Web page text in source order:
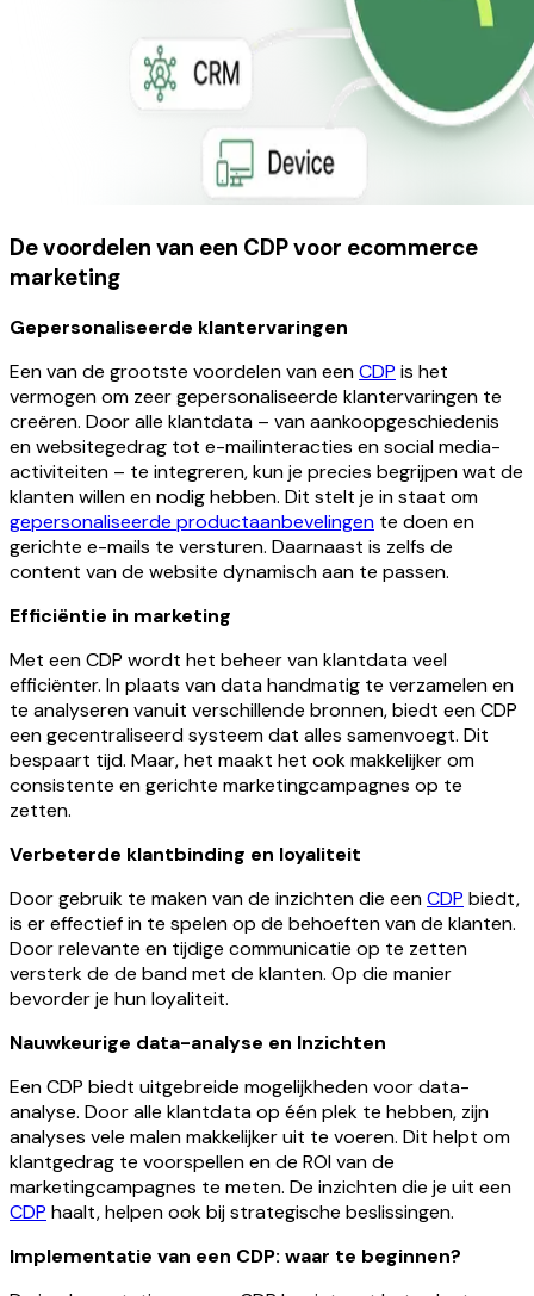
De voordelen van een CDP voor ecommerce
marketing
Gepersonaliseerde klantervaringen
Een van de grootste voordelen van eenCDP is het
vermogen om zeer gepersonaliseerde klantervaringen te
creëren. Door alle klantdata – van aankoopgeschiedenis
en websitegedrag tot e-mailinteracties en social media-
activiteiten – te integreren, kun je precies begrijpen wat de
klanten willen en nodig hebben. Dit stelt je in staat om
gepersonaliseerde productaanbevelingen te doen en
gerichte e-mails te versturen. Daarnaast is zelfs de
content van de website dynamisch aan te passen.
Efficiëntie in marketing
Met een CDP wordt het beheer van klantdata veel
efficiënter. In plaats van data handmatig te verzamelen en
te analyseren vanuit verschillende bronnen, biedt een CDP
een gecentraliseerd systeem dat alles samenvoegt. Dit
bespaart tijd. Maar, het maakt het ook makkelijker om
consistente en gerichte marketingcampagnes op te
zetten.
Verbeterde klantbinding en loyaliteit
Door gebruik te maken van de inzichten die eenCDP biedt,
is er effectief in te spelen op de behoeften van de klanten.
Door relevante en tijdige communicatie op te zetten
versterk de de band met de klanten. Op die manier
bevorder je hun loyaliteit.
Nauwkeurige data-analyse en Inzichten
Een CDP biedt uitgebreide mogelijkheden voor data-
analyse. Door alle klantdata op één plek te hebben, zijn
analyses vele malen makkelijker uit te voeren. Dit helpt om
klantgedrag te voorspellen en de ROI van de
marketingcampagnes te meten. De inzichten die je uit een
CDP haalt, helpen ook bij strategische beslissingen.
Implementatie van een CDP: waar te beginnen?